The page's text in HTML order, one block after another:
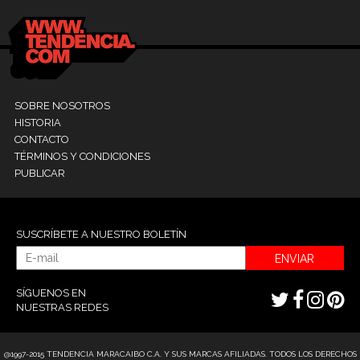
SOBRE NOSOTROS
HISTORIA
CONTACTO
TÉRMINOS Y CONDICIONES
PUBLICAR
SUSCRÍBETE A NUESTRO BOLETÍN
ENVIAR
SÍGUENOS EN
NUESTRAS REDES
@1997-2015 TENDENCIA MARACAIBO C.A. Y SUS MARCAS AFILIADAS. TODOS LOS DERECHOS